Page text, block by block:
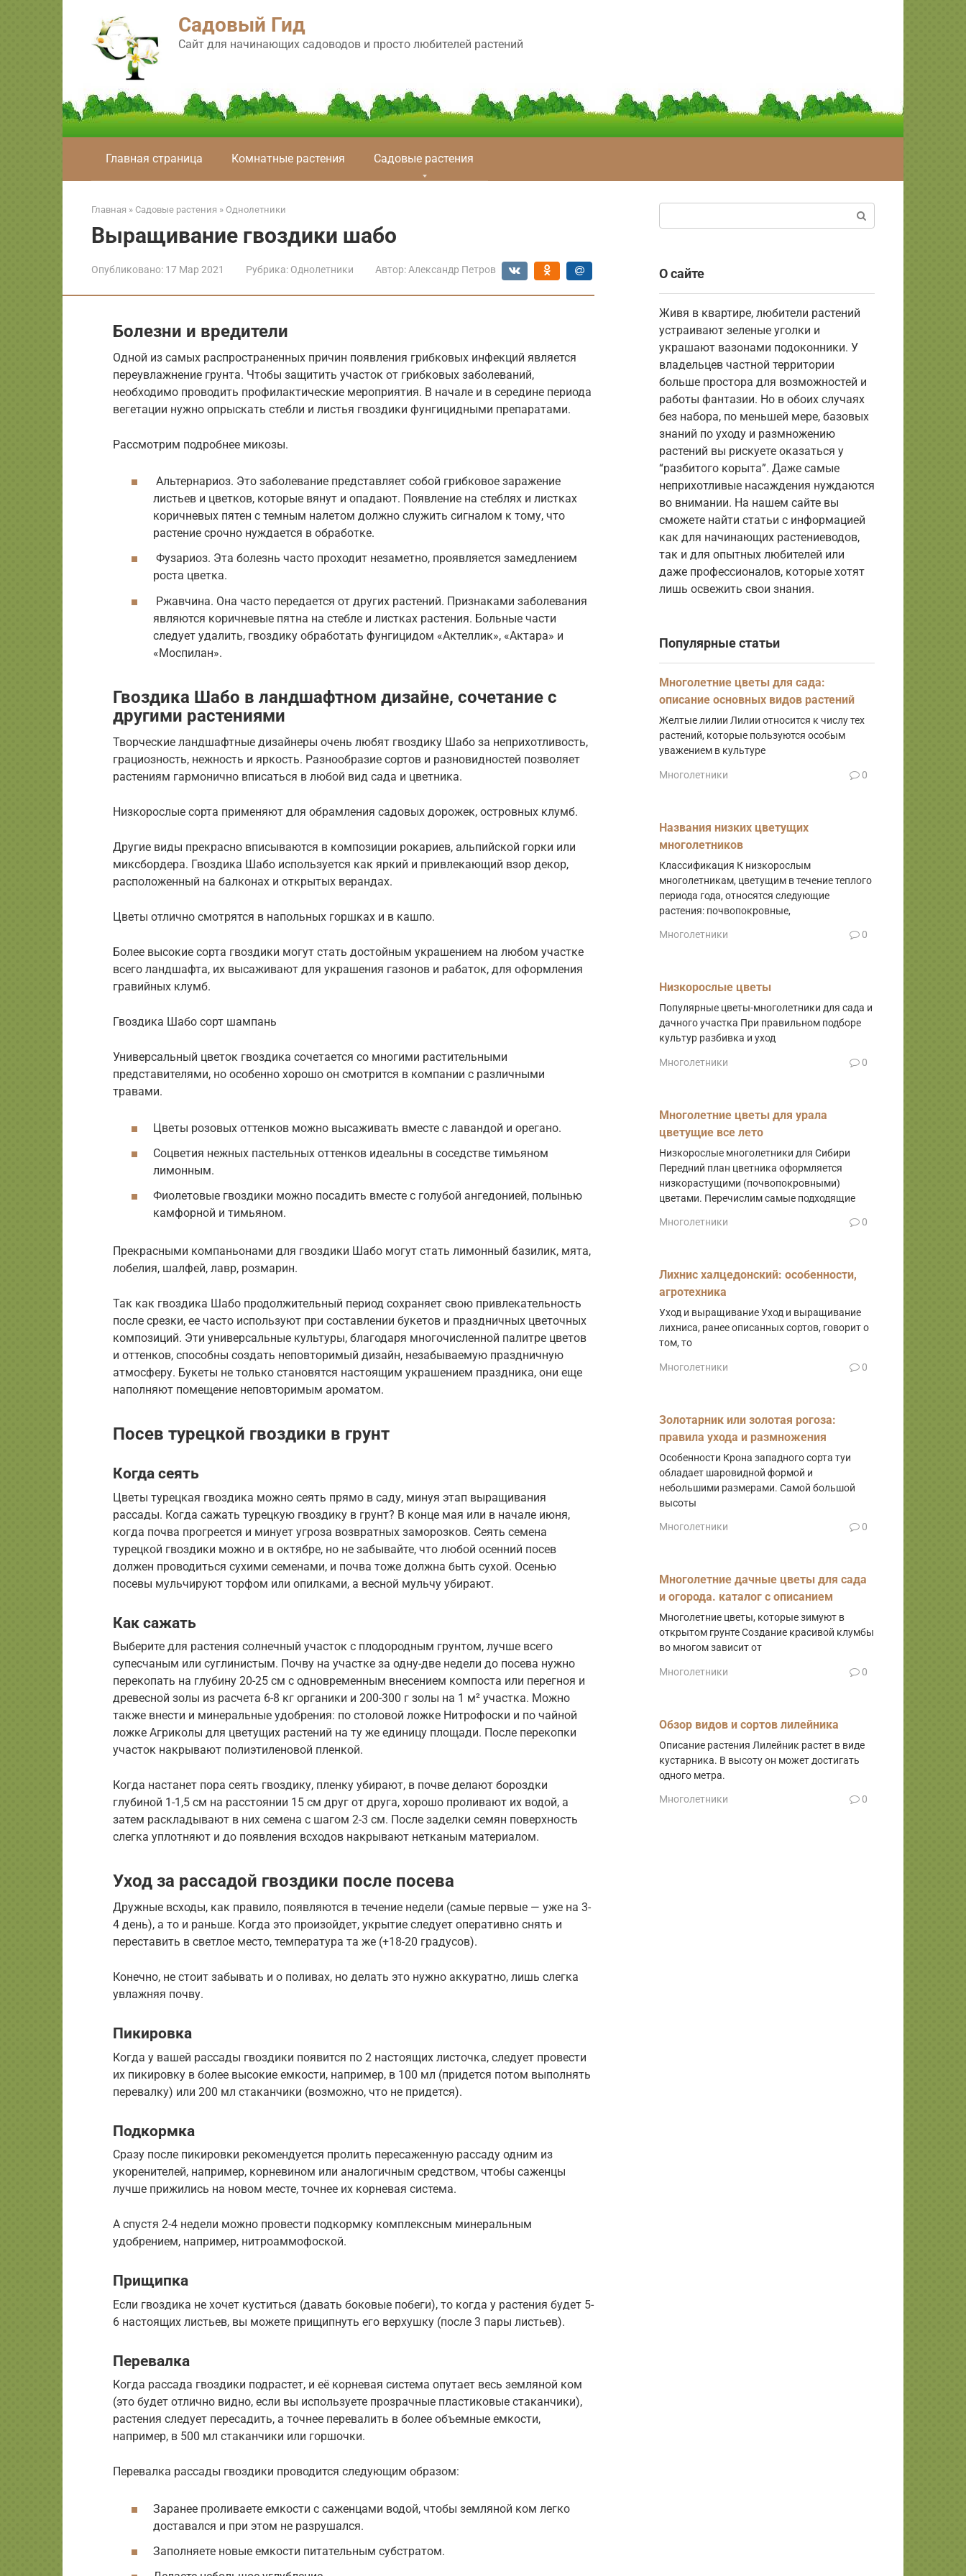
Садовый Гид
Сайт для начинающих садоводов и просто любителей растений
Главная страница Комнатные растения Садовые растения
Главная » Садовые растения » Однолетники
Выращивание гвоздики шабо
Опубликовано: 17 Мар 2021 Рубрика: Однолетники Автор: Александр Петров
Болезни и вредители
Одной из самых распространенных причин появления грибковых инфекций является
переувлажнение грунта. Чтобы защитить участок от грибковых заболеваний,
необходимо проводить профилактические мероприятия. В начале и в середине периода
вегетации нужно опрыскать стебли и листья гвоздики фунгицидными препаратами.
Рассмотрим подробнее микозы.
Альтернариоз. Это заболевание представляет собой грибковое заражение
листьев и цветков, которые вянут и опадают. Появление на стеблях и листках
коричневых пятен с темным налетом должно служить сигналом к тому, что
растение срочно нуждается в обработке.
Фузариоз. Эта болезнь часто проходит незаметно, проявляется замедлением
роста цветка.
Ржавчина. Она часто передается от других растений. Признаками заболевания
являются коричневые пятна на стебле и листках растения. Больные части
следует удалить, гвоздику обработать фунгицидом «Актеллик», «Актара» и
«Моспилан».
Гвоздика Шабо в ландшафтном дизайне, сочетание с
другими растениями
Творческие ландшафтные дизайнеры очень любят гвоздику Шабо за неприхотливость,
грациозность, нежность и яркость. Разнообразие сортов и разновидностей позволяет
растениям гармонично вписаться в любой вид сада и цветника.
Низкорослые сорта применяют для обрамления садовых дорожек, островных клумб.
Другие виды прекрасно вписываются в композиции рокариев, альпийской горки или
миксбордера. Гвоздика Шабо используется как яркий и привлекающий взор декор,
расположенный на балконах и открытых верандах.
Цветы отлично смотрятся в напольных горшках и в кашпо.
Более высокие сорта гвоздики могут стать достойным украшением на любом участке
всего ландшафта, их высаживают для украшения газонов и рабаток, для оформления
гравийных клумб.
Гвоздика Шабо сорт шампань
Универсальный цветок гвоздика сочетается со многими растительными
представителями, но особенно хорошо он смотрится в компании с различными
травами.
Цветы розовых оттенков можно высаживать вместе с лавандой и орегано.
Соцветия нежных пастельных оттенков идеальны в соседстве тимьяном
лимонным.
Фиолетовые гвоздики можно посадить вместе с голубой ангедонией, полынью
камфорной и тимьяном.
Прекрасными компаньонами для гвоздики Шабо могут стать лимонный базилик, мята,
лобелия, шалфей, лавр, розмарин.
Так как гвоздика Шабо продолжительный период сохраняет свою привлекательность
после срезки, ее часто используют при составлении букетов и праздничных цветочных
композиций. Эти универсальные культуры, благодаря многочисленной палитре цветов
и оттенков, способны создать неповторимый дизайн, незабываемую праздничную
атмосферу. Букеты не только становятся настоящим украшением праздника, они еще
наполняют помещение неповторимым ароматом.
Посев турецкой гвоздики в грунт
Когда сеять
Цветы турецкая гвоздика можно сеять прямо в саду, минуя этап выращивания
рассады. Когда сажать турецкую гвоздику в грунт? В конце мая или в начале июня,
когда почва прогреется и минует угроза возвратных заморозков. Сеять семена
турецкой гвоздики можно и в октябре, но не забывайте, что любой осенний посев
должен проводиться сухими семенами, и почва тоже должна быть сухой. Осенью
посевы мульчируют торфом или опилками, а весной мульчу убирают.
Как сажать
Выберите для растения солнечный участок с плодородным грунтом, лучше всего
супесчаным или суглинистым. Почву на участке за одну-две недели до посева нужно
перекопать на глубину 20-25 см с одновременным внесением компоста или перегноя и
древесной золы из расчета 6-8 кг органики и 200-300 г золы на 1 м² участка. Можно
также внести и минеральные удобрения: по столовой ложке Нитрофоски и по чайной
ложке Агриколы для цветущих растений на ту же единицу площади. После перекопки
участок накрывают полиэтиленовой пленкой.
Когда настанет пора сеять гвоздику, пленку убирают, в почве делают бороздки
глубиной 1-1,5 см на расстоянии 15 см друг от друга, хорошо проливают их водой, а
затем раскладывают в них семена с шагом 2-3 см. После заделки семян поверхность
слегка уплотняют и до появления всходов накрывают нетканым материалом.
Уход за рассадой гвоздики после посева
Дружные всходы, как правило, появляются в течение недели (самые первые — уже на 3-
4 день), а то и раньше. Когда это произойдет, укрытие следует оперативно снять и
переставить в светлое место, температура та же (+18-20 градусов).
Конечно, не стоит забывать и о поливах, но делать это нужно аккуратно, лишь слегка
увлажняя почву.
Пикировка
Когда у вашей рассады гвоздики появится по 2 настоящих листочка, следует провести
их пикировку в более высокие емкости, например, в 100 мл (придется потом выполнять
перевалку) или 200 мл стаканчики (возможно, что не придется).
Подкормка
Сразу после пикировки рекомендуется пролить пересаженную рассаду одним из
укоренителей, например, корневином или аналогичным средством, чтобы саженцы
лучше прижились на новом месте, точнее их корневая система.
А спустя 2-4 недели можно провести подкормку комплексным минеральным
удобрением, например, нитроаммофоской.
Прищипка
Если гвоздика не хочет куститься (давать боковые побеги), то когда у растения будет 5-
6 настоящих листьев, вы можете прищипнуть его верхушку (после 3 пары листьев).
Перевалка
Когда рассада гвоздики подрастет, и её корневая система опутает весь земляной ком
(это будет отлично видно, если вы используете прозрачные пластиковые стаканчики),
растения следует пересадить, а точнее перевалить в более объемные емкости,
например, в 500 мл стаканчики или горшочки.
Перевалка рассады гвоздики проводится следующим образом:
Заранее проливаете емкости с саженцами водой, чтобы земляной ком легко
доставался и при этом не разрушался.
Заполняете новые емкости питательным субстратом.
О сайте
Живя в квартире, любители растений
устраивают зеленые уголки и
украшают вазонами подоконники. У
владельцев частной территории
больше простора для возможностей и
работы фантазии. Но в обоих случаях
без набора, по меньшей мере, базовых
знаний по уходу и размножению
растений вы рискуете оказаться у
“разбитого корыта”. Даже самые
неприхотливые насаждения нуждаются
во внимании. На нашем сайте вы
сможете найти статьи с информацией
как для начинающих растениеводов,
так и для опытных любителей или
даже профессионалов, которые хотят
лишь освежить свои знания.
Популярные статьи
Многолетние цветы для сада:
описание основных видов растений
Желтые лилии Лилии относится к числу тех
растений, которые пользуются особым
уважением в культуре
Многолетники 0
Названия низких цветущих
многолетников
Классификация К низкорослым
многолетникам, цветущим в течение теплого
периода года, относятся следующие
растения: почвопокровные,
Многолетники 0
Низкорослые цветы
Популярные цветы-многолетники для сада и
дачного участка При правильном подборе
культур разбивка и уход
Многолетники 0
Многолетние цветы для урала
цветущие все лето
Низкорослые многолетники для Сибири
Передний план цветника оформляется
низкорастущими (почвопокровными)
цветами. Перечислим самые подходящие
Многолетники 0
Лихнис халцедонский: особенности,
агротехника
Уход и выращивание Уход и выращивание
лихниса, ранее описанных сортов, говорит о
том, то
Многолетники 0
Золотарник или золотая рогоза:
правила ухода и размножения
Особенности Крона западного сорта туи
обладает шаровидной формой и
небольшими размерами. Самой большой
высоты
Многолетники 0
Многолетние дачные цветы для сада
и огорода. каталог с описанием
Многолетние цветы, которые зимуют в
открытом грунте Создание красивой клумбы
во многом зависит от
Многолетники 0
Обзор видов и сортов лилейника
Описание растения Лилейник растет в виде
кустарника. В высоту он может достигать
одного метра.
Многолетники 0